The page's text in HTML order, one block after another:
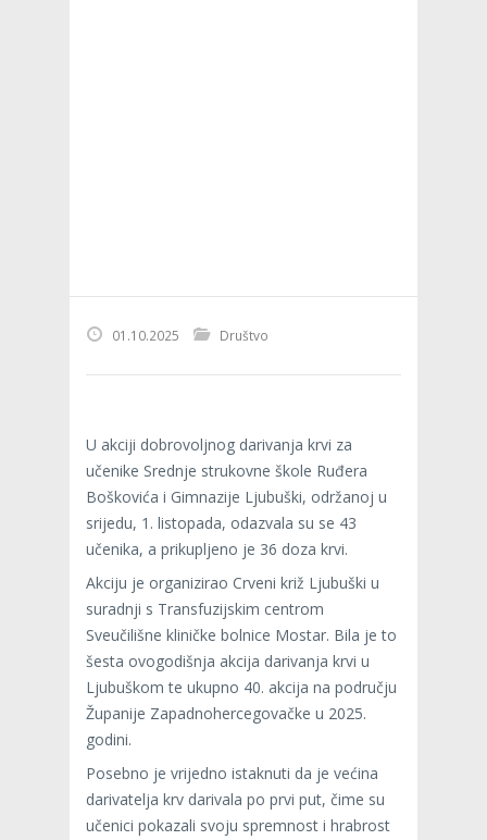
01.10.2025 Društvo
U akciji dobrovoljnog darivanja krvi za
učenike Srednje strukovne škole Ruđera
Boškovića i Gimnazije Ljubuški, održanoj u
srijedu, 1. listopada, odazvala su se 43
učenika, a prikupljeno je 36 doza krvi.
Akciju je organizirao Crveni križ Ljubuški u
suradnji s Transfuzijskim centrom
Sveučilišne kliničke bolnice Mostar. Bila je to
šesta ovogodišnja akcija darivanja krvi u
Ljubuškom te ukupno 40. akcija na području
Županije Zapadnohercegovačke u 2025.
godini.
Posebno je vrijedno istaknuti da je većina
darivatelja krv darivala po prvi put, čime su
učenici pokazali svoju spremnost i hrabrost